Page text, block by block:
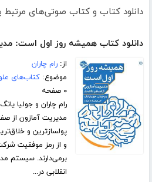
دانلود کتاب و کتاب صوتی‌های مرتبط
دانلود کتاب همیشه روز اول است:
از:رام چاران
موضوع:کتاب‌های
۰ صفحه
رام چاران و جولیا
مدیریت آمازون از
پولسازترین و
و از رمز موفقیت‌
برمی‌دارند. سیستم
انقلابی در...